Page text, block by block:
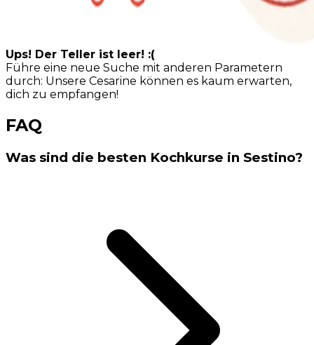
Ups! Der Teller ist leer! :(
Führe eine neue Suche mit anderen Parametern
durch: Unsere Cesarine können es kaum erwarten,
dich zu empfangen!
FAQ
Was sind die besten Kochkurse in Sestino?